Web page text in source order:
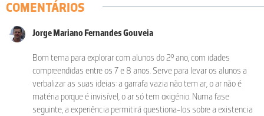
COMENTÁRIOS
Jorge Mariano Fernandes Gouveia
Bom tema para explorar com alunos do 2º ano, com idades
compreendidas entre os 7 e 8 anos. Serve para levar os alunos a
verbalizar as suas ideias: a garrafa vazia não tem ar, o ar não é
matéria porque é invisível, o ar só tem oxigénio. Numa fase
seguinte, a experiência permitirá questiona-los sobre a existencia